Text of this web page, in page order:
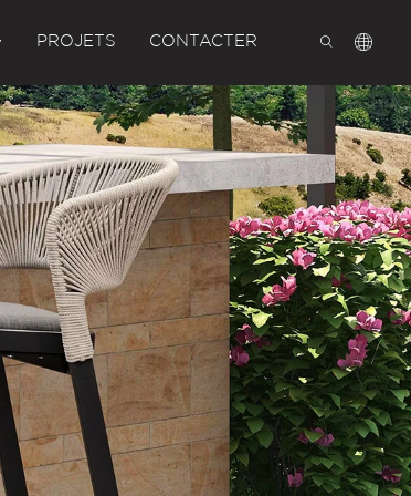
PROJETS CONTACTER